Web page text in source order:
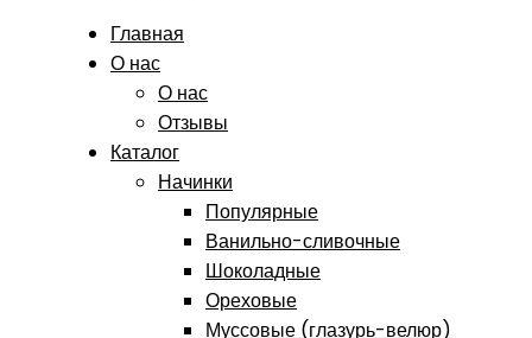
Главная
О нас
О нас
Отзывы
Каталог
Начинки
Популярные
Ванильно-сливочные
Шоколадные
Ореховые
Муссовые (глазурь-велюр)